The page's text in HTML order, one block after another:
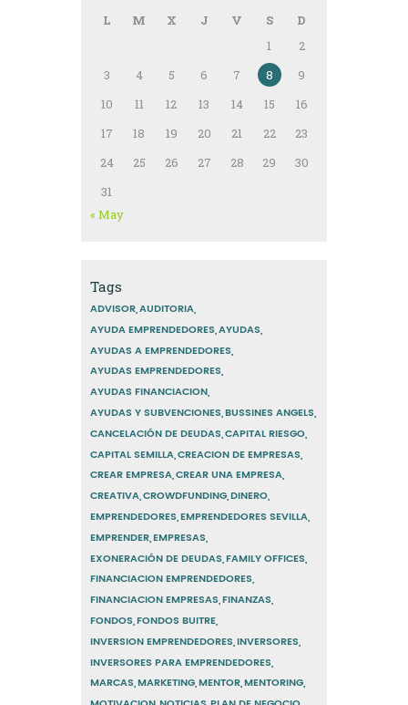
L M X J V S
D
1
2
3
4 5 6 7 8
9
10
11 12 13 14 15
16
17
18 19 20 21 22
23
24
25 26 27 28 29
30
31
« May
Tags
ADVISOR AUDITORIA
AYUDA EMPRENDEDORES AYUDAS
AYUDAS A EMPRENDEDORES
AYUDAS EMPRENDEDORES
AYUDAS FINANCIACION
AYUDAS Y SUBVENCIONES BUSSINES ANGELS
CANCELACIÓN DE DEUDAS CAPITAL RIESGO
CAPITAL SEMILLA CREACION DE EMPRESAS
CREAR EMPRESA CREAR UNA EMPRESA
CREATIVA CROWDFUNDING DINERO
EMPRENDEDORES EMPRENDEDORES SEVILLA
EMPRENDER EMPRESAS
EXONERACIÓN DE DEUDAS FAMILY OFFICES
FINANCIACION EMPRENDEDORES
FINANCIACION EMPRESAS FINANZAS
FONDOS FONDOS BUITRE
INVERSION EMPRENDEDORES INVERSORES
INVERSORES PARA EMPRENDEDORES
MARCAS MARKETING MENTOR MENTORING